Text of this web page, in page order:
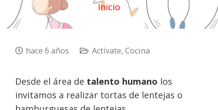
Inicio
hace 6 años Actívate, Cocina
Desde el área de talento humano los
invitamos a realizar tortas de lentejas o